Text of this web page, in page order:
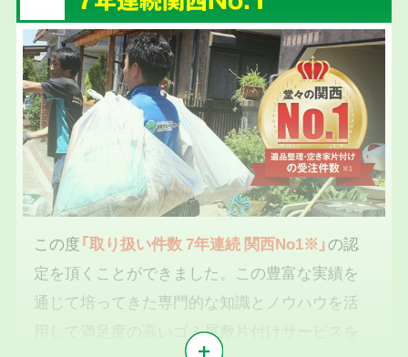
この度「取り扱い件数 7年連続 関西No1※」の認
定を頂くことができました。この豊富な実績を
通じて培ってきた専門的な知識とノウハウを活
用して満足度の高いゴミ屋敷片付けサービスを